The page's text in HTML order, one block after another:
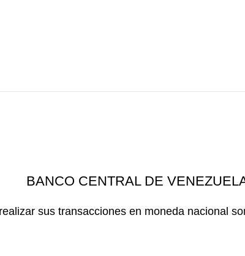
BANCO CENTRAL DE
sus transacciones en moneda nacional